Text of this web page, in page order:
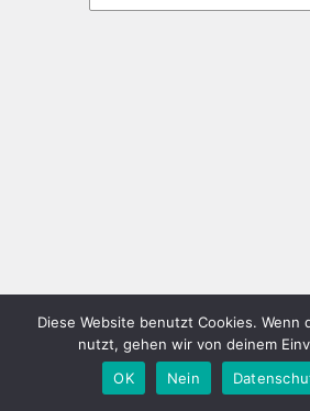
Diese Website benutzt Cookies. Wenn
nutzt, gehen wir von deinem
OK
Nein